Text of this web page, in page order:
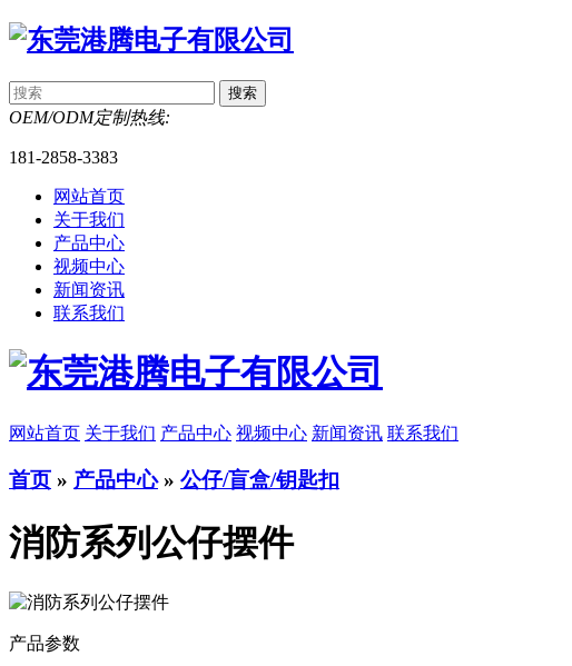
OEM/ODM定制热线:
181-2858-3383
网站首页
关于我们
产品中心
视频中心
新闻资讯
联系我们
网站首页 关于我们 产品中心 视频中心 新闻资讯 联系我们
首页 » 产品中心» 公仔/盲盒/钥匙扣
消防系列公仔摆件
产品参数